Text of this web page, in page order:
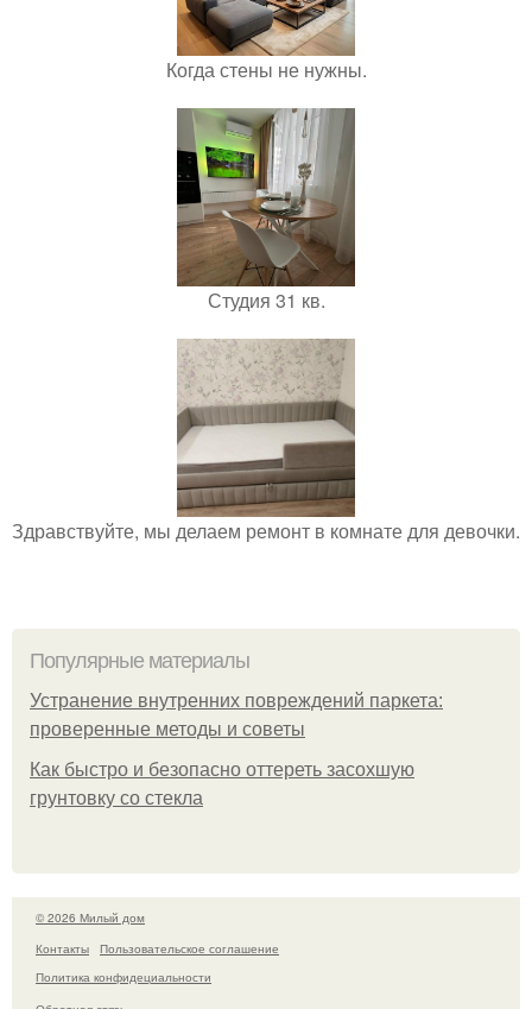
Когда стены не нужны.
Студия 31 кв.
Здравствуйте, мы делаем ремонт в комнате для девочки.
Популярные материалы
Устранение внутренних повреждений паркета:
проверенные методы и советы
Как быстро и безопасно оттереть засохшую
грунтовку со стекла
© 2026 Милый дом
Контакты
Пользовательское соглашение
Политика конфидециальности